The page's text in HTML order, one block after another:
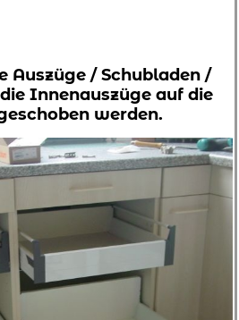
Auszüge / Schubladen /
Innenauszüge auf die
werden.